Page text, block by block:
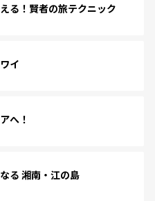
る！賢者の旅テクニック
イ
へ！
る 湘南・江の島